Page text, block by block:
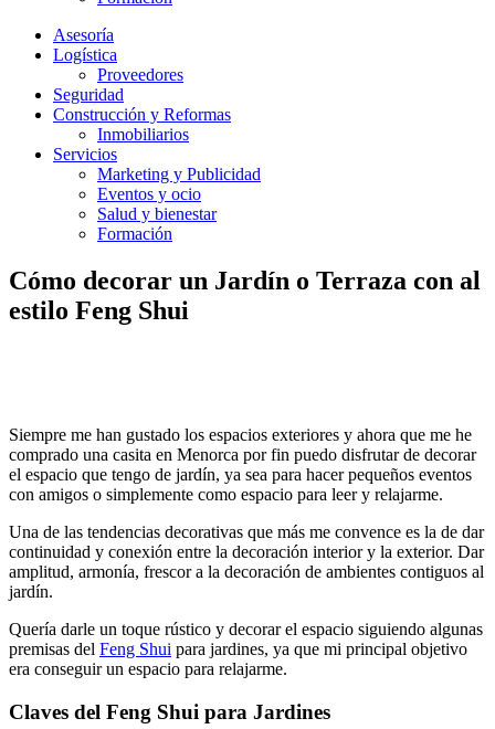
Asesoría
Logística
Proveedores
Seguridad
Construcción y Reformas
Inmobiliarios
Servicios
Marketing y Publicidad
Eventos y ocio
Salud y bienestar
Formación
Cómo decorar un Jardín o Terraza con al
estilo Feng Shui
Siempre me han gustado los espacios exteriores y ahora que me he
comprado una casita en Menorca por fin puedo disfrutar de decorar
el espacio que tengo de jardín, ya sea para hacer pequeños eventos
con amigos o simplemente como espacio para leer y relajarme.
Una de las tendencias decorativas que más me convence es la de dar
continuidad y conexión entre la decoración interior y la exterior. Dar
amplitud, armonía, frescor a la decoración de ambientes contiguos al
jardín.
Quería darle un toque rústico y decorar el espacio siguiendo algunas
premisas del Feng Shui para jardines, ya que mi principal objetivo
era conseguir un espacio para relajarme.
Claves del Feng Shui para Jardines